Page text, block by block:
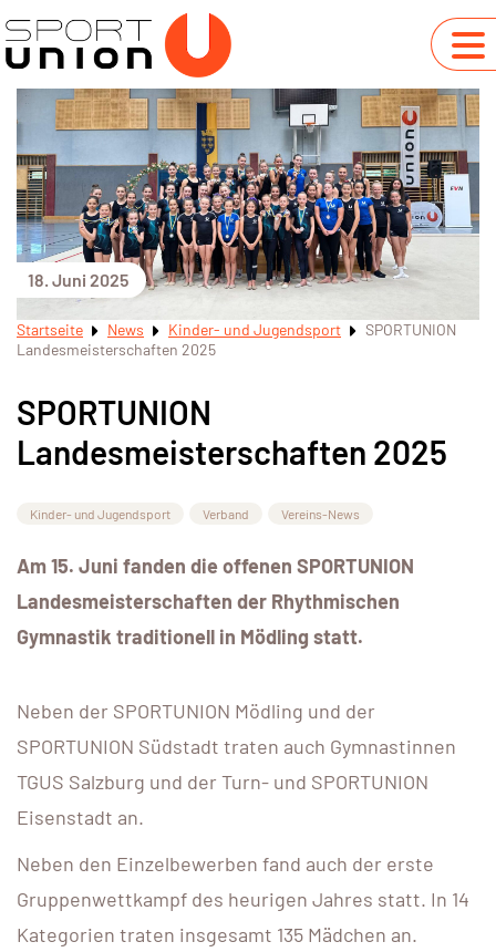
18. Juni 2025
Startseite News Kinder- und Jugendsport
SPORTUNION
Landesmeisterschaften 2025
SPORTUNION
Landesmeisterschaften 2025
Kinder- und Jugendsport Verband Vereins-News
Am 15. Juni fanden die offenen SPORTUNION
Landesmeisterschaften der Rhythmischen
Gymnastik traditionell in Mödling statt.
Neben der SPORTUNION Mödling und der
SPORTUNION Südstadt traten auch Gymnastinnen
TGUS Salzburg und der Turn- und SPORTUNION
Eisenstadt an.
Neben den Einzelbewerben fand auch der erste
Gruppenwettkampf des heurigen Jahres statt. In 14
Kategorien traten insgesamt 135 Mädchen an.